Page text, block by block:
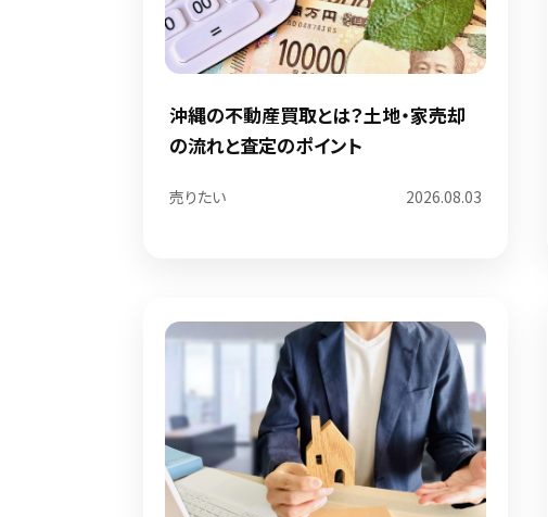
沖縄の不動産買取とは？土地・家売却
の流れと査定のポイント
売りたい 2026.08.03